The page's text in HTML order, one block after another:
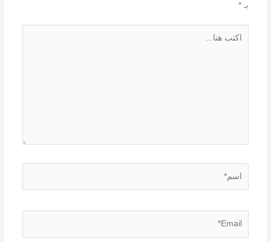
بـ *
هنا...